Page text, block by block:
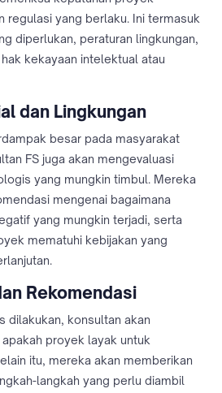
regulasi yang berlaku. Ini termasuk
diperlukan, peraturan lingkungan,
kekayaan intelektual atau
dan Lingkungan
besar pada masyarakat
FS juga akan mengevaluasi
yang mungkin timbul. Mereka
mengenai bagaimana
yang mungkin terjadi, serta
mematuhi kebijakan yang
Rekomendasi
dilakukan, konsultan akan
proyek layak untuk
itu, mereka akan memberikan
langkah yang perlu diambil